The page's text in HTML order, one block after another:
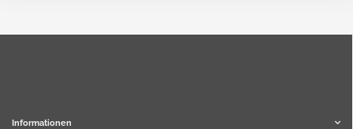
Informationen